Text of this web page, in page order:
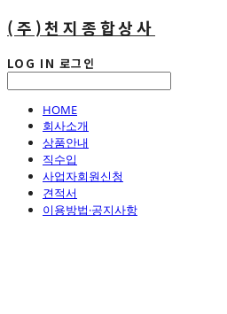
(주)천지종합상사
LOG IN 로그인
HOME
회사소개
상품안내
직수입
사업자회원신청
견적서
이용방법·공지사항